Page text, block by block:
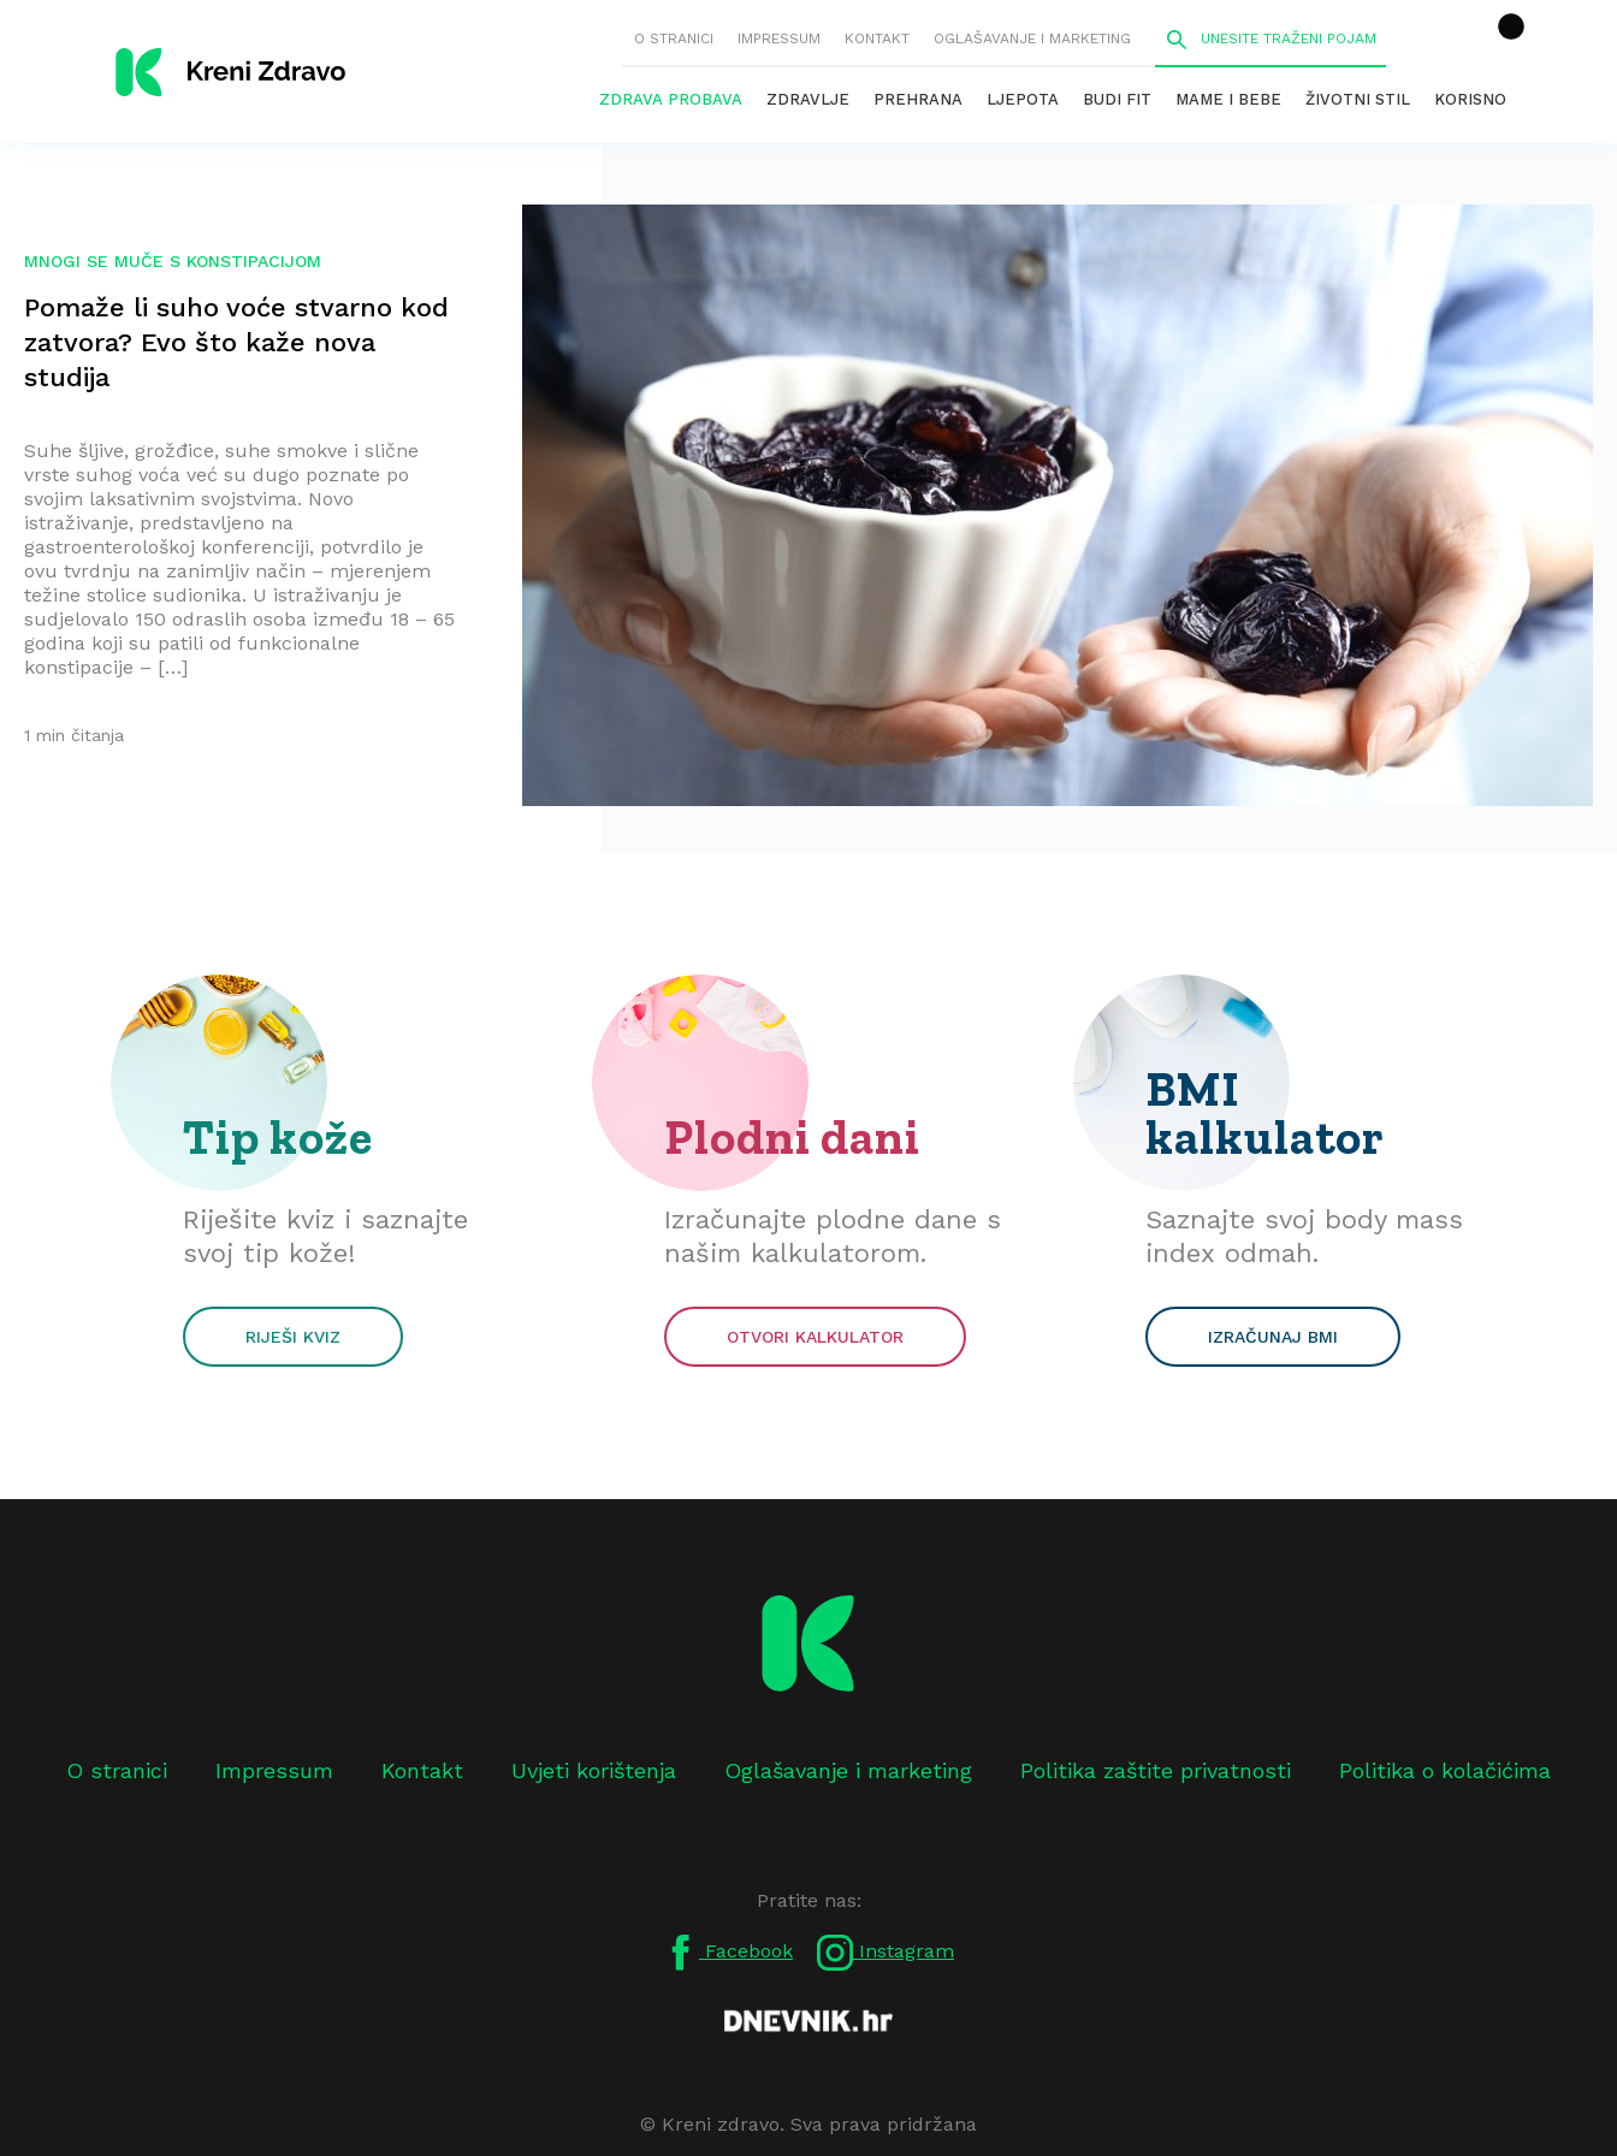
O STRANICI IMPRESSUM KONTAKT OGLAŠAVANJE I MARKETING
ZDRAVA PROBAVA ZDRAVLJE PREHRANA LJEPOTA BUDI FIT MAME I BEBE ŽIVOTNI STIL KORISNO
MNOGI SE MUČE S KONSTIPACIJOM
Pomaže li suho voće stvarno kod
zatvora? Evo što kaže nova
studija
Suhe šljive, grožđice, suhe smokve i slične
vrste suhog voća već su dugo poznate po
svojim laksativnim svojstvima. Novo
istraživanje, predstavljeno na
gastroenterološkoj konferenciji, potvrdilo je
ovu tvrdnju na zanimljiv način – mjerenjem
težine stolice sudionika. U istraživanju je
sudjelovalo 150 odraslih osoba između 18 – 65
godina koji su patili od funkcionalne
konstipacije – […]
1 min čitanja
Tip kože
Riješite kviz i saznajte
svoj tip kože!
RIJEŠI KVIZ
Plodni dani
Izračunajte plodne dane s
našim kalkulatorom.
OTVORI KALKULATOR
BMI
kalkulator
Saznajte svoj body mass
index odmah.
IZRAČUNAJ BMI
O stranici Impressum Kontakt Uvjeti korištenja Oglašavanje i marketing Politika zaštite privatnosti Politika o kolačićima
Pratite nas:
Facebook Instagram
© Kreni zdravo. Sva prava pridržana